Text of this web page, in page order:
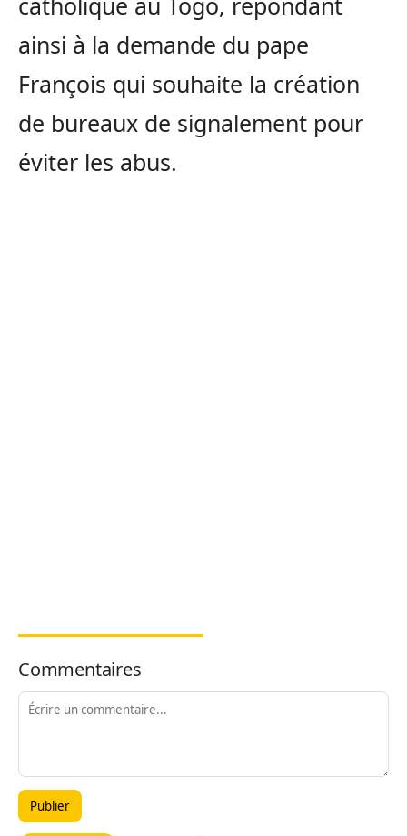
ainsi à la demande du pape
François qui souhaite la création
de bureaux de signalement pour
éviter les abus.
Commentaires
Publier